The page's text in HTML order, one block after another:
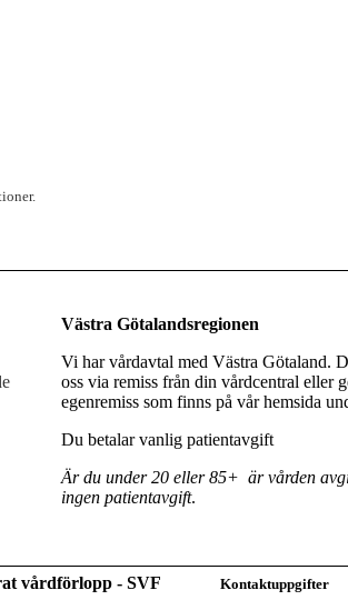
Västra Götalandsregionen
Vi har vårdavtal med Västra Götaland.
oss via remiss från din vårdcentral eller
egenremiss som finns på vår hemsida
Du betalar vanlig patientavgift
Är du under 20 eller 85+ är vården
ingen patientavgift.
vårdförlopp - SVF
Kontaktuppgifter